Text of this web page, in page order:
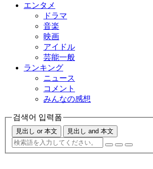
エンタメ
ドラマ
音楽
映画
アイドル
芸能一般
ランキング
ニュース
コメント
みんなの感想
검색어 입력폼
見出し or 本文 見出し and 本文